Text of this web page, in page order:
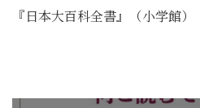
『日本大百科全書』（小学館）